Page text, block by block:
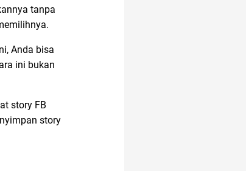
tanpa
Anda bisa
ini bukan
story FB
story